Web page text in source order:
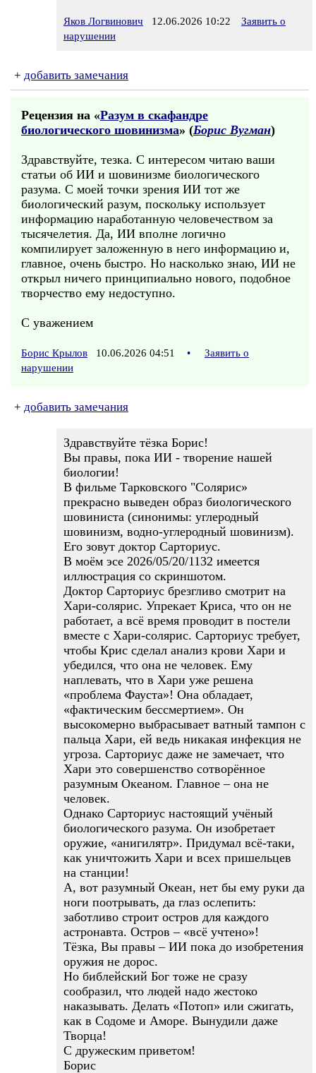
Яков Логвинович 12.06.2026 10:22
Заявить о
нарушении
+ добавить замечания
Рецензия на «Разум в скафандре
биологического шовинизма» (Борис Вугман)
Здравствуйте, тезка. С интересом читаю ваши
статьи об ИИ и шовинизме биологического
разума. С моей точки зрения ИИ тот же
биологический разум, поскольку использует
информацию наработанную человечеством за
тысячелетия. Да, ИИ вполне логично
компилирует заложенную в него информацию и,
главное, очень быстро. Но насколько знаю, ИИ не
открыл ничего принципиально нового, подобное
творчество ему недоступно.
С уважением
Борис Крылов 10.06.2026 04:51 •
Заявить о
нарушении
+ добавить замечания
Здравствуйте тёзка Борис!
Вы правы, пока ИИ - творение нашей
биологии!
В фильме Тарковского "Солярис»
прекрасно выведен образ биологического
шовиниста (синонимы: углеродный
шовинизм, водно-углеродный шовинизм).
Его зовут доктор Сарториус.
В моём эсе 2026/05/20/1132 имеется
иллюстрация со скриншотом.
Доктор Сарториус брезгливо смотрит на
Хари-солярис. Упрекает Криса, что он не
работает, а всё время проводит в постели
вместе с Хари-солярис. Сарториус требует,
чтобы Крис сделал анализ крови Хари и
убедился, что она не человек. Ему
наплевать, что в Хари уже решена
«проблема Фауста»! Она обладает,
«фактическим бессмертием». Он
высокомерно выбрасывает ватный тампон с
пальца Хари, ей ведь никакая инфекция не
угроза. Сарториус даже не замечает, что
Хари это совершенство сотворённое
разумным Океаном. Главное – она не
человек.
Однако Сарториус настоящий учёный
биологического разума. Он изобретает
оружие, «анигилятр». Придумал всё-таки,
как уничтожить Хари и всех пришельцев
на станции!
А, вот разумный Океан, нет бы ему руки да
ноги поотрывать, да глаз ослепить:
заботливо строит остров для каждого
астронавта. Остров – «всё учтено»!
Тёзка, Вы правы – ИИ пока до изобретения
оружия не дорос.
Но библейский Бог тоже не сразу
сообразил, что людей надо жестоко
наказывать. Делать «Потоп» или сжигать,
как в Содоме и Аморе. Вынудили даже
Творца!
С дружеским приветом!
Борис